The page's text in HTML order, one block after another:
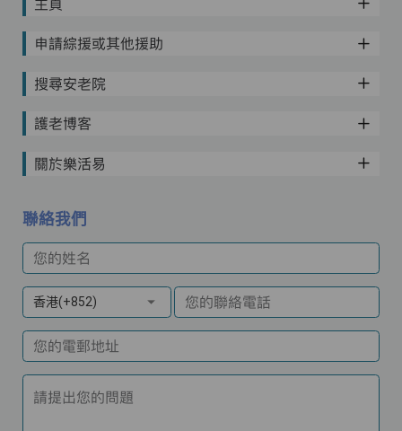
主頁
申請綜援或其他援助
搜尋安老院
護老博客
關於樂活易
聯絡我們
您的姓名
香港(+852) 您的聯絡電話
您的電郵地址
請提出您的問題